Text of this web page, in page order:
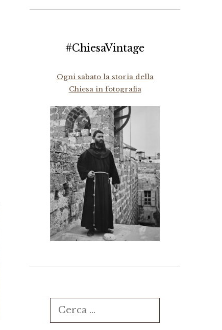
#ChiesaVintage
Ogni sabato la storia della
Chiesa in fotografia
Ricerca
per: